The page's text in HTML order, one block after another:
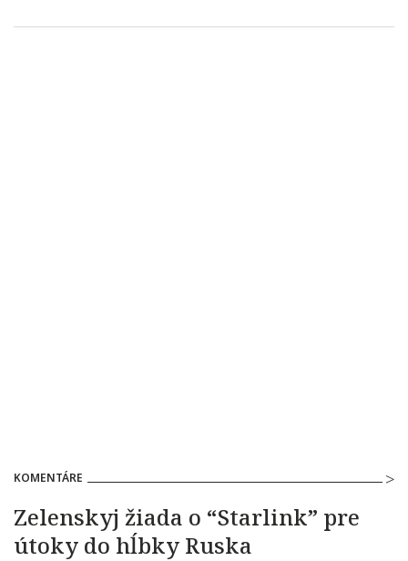
KOMENTÁRE
Zelenskyj žiada o “Starlink” pre
útoky do hĺbky Ruska